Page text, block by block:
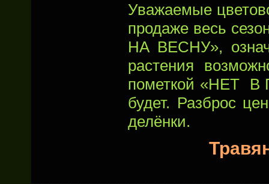
Уважаемые
продаже весь
НА ВЕСНУ»,
растения
пометкой «НЕТ В
будет. Разброс
делёнки.